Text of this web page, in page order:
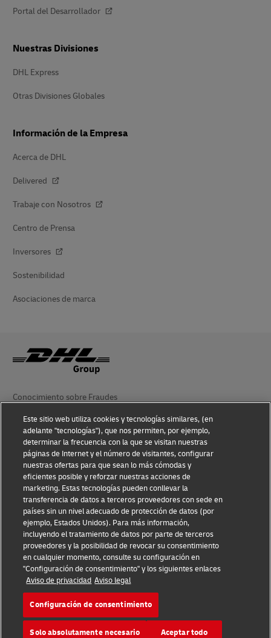
Portal del Desarrollador
Nuestras Divisiones
DHL Express
Otras Divisiones Globales
Información de la Empresa
Acerca de DHL
Delivered
Trabaje con Nosotros
Centro de Prensa
Inversores
Sostenibilidad
Asociaciones de marca
Conocimiento sobre Fraudes
Aviso Legal
Condiciones de Uso
Aviso de Privacidad
Información Adicional
Ajustes de cookies
Síganos
2026 © - todos los derechos reservados
Este sitio web utiliza cookies y tecnologías similares, (en
adelante "tecnologías"), que nos permiten, por ejemplo,
determinar la frecuencia con la que se visitan nuestras
páginas de Internet y el número de visitantes, configurar
nuestras ofertas para que sean lo más cómodas y
eficientes posible y reforzar nuestras acciones de
marketing. Estas tecnologías pueden conllevar la
transferencia de datos a terceros proveedores con sede en
países sin un nivel adecuado de protección de datos (por
ejemplo, Estados Unidos). Para más información,
incluyendo el tratamiento de datos por parte de terceros
proveedores y la posibilidad de revocar su consentimiento
en cualquier momento, consulte su configuración en
"Configuración de consentimiento" y los siguientes enlaces
Aviso de privacidad Aviso legal
Configuración de consentimiento
Solo absolutamente necesario Aceptar todo